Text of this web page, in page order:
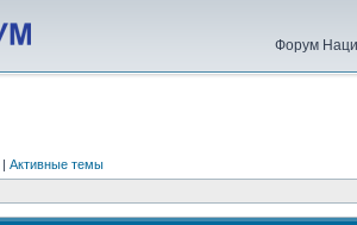
Форум
| Активные темы